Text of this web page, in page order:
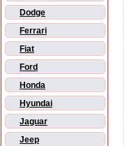
Dodge
Ferrari
Fiat
Ford
Honda
Hyundai
Jaguar
Jeep